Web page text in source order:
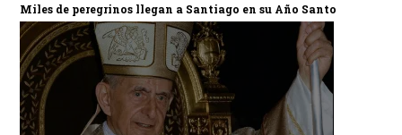
Miles de peregrinos llegan a Santiago en su Año Santo